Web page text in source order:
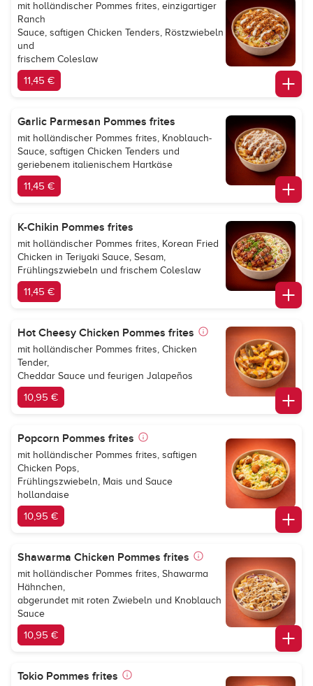
mit holländischer Pommes frites, einzigartiger
Ranch
Sauce, saftigen Chicken Tenders, Röstzwiebeln
und
frischem Coleslaw
11,45 €
Garlic Parmesan Pommes frites
mit holländischer Pommes frites, Knoblauch-
Sauce, saftigen Chicken Tenders und
geriebenem italienischem Hartkäse
11,45 €
K-Chikin Pommes frites
mit holländischer Pommes frites, Korean Fried
Chicken in Teriyaki Sauce, Sesam,
Frühlingszwiebeln und frischem Coleslaw
11,45 €
Hot Cheesy Chicken Pommes frites
mit holländischer Pommes frites, Chicken
Tender,
Cheddar Sauce und feurigen Jalapeños
10,95 €
Popcorn Pommes frites
mit holländischer Pommes frites, saftigen
Chicken Pops,
Frühlingszwiebeln, Mais und Sauce
hollandaise
10,95 €
Shawarma Chicken Pommes frites
mit holländischer Pommes frites, Shawarma
Hähnchen,
abgerundet mit roten Zwiebeln und Knoblauch
Sauce
10,95 €
Tokio Pommes frites